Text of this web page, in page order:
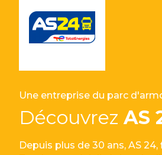
Une entreprise du parc
Découvrez AS
Depuis plus de 30 ans, AS